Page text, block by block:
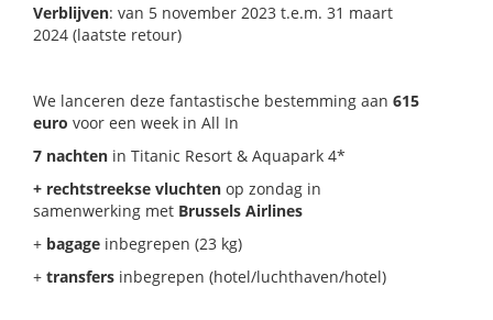
Verblijven: van 5 november 2023 t.e.m. 31 maart
2024 (laatste retour)
We lanceren deze fantastische bestemming aan 615
euro voor een week in All In
7 nachten in Titanic Resort & Aquapark 4*
+ rechtstreekse vluchten op zondag in
samenwerking met Brussels Airlines
+ bagage inbegrepen (23 kg)
+ transfers inbegrepen (hotel/luchthaven/hotel)